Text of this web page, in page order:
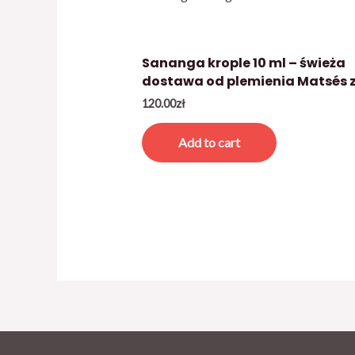
Sananga krople 10 ml – świeża
dostawa od plemienia Matsés
120.00zł
Add to cart